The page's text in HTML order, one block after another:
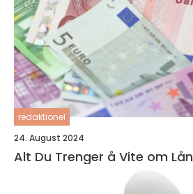
redaktionel
24. August 2024
Alt Du Trenger å Vite om Lån